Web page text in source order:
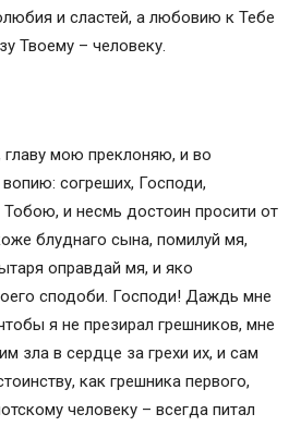
грехов) Иисусу
Иисусу Христу
ребенка
Иисусу Христу
Иисусу Христу
иная (4 кафизма)
об устройстве судьбы
об устройстве личной
о своей судьбе
Христу о судьбе
Христу о личной судьбе
и сластей, а любовию к Тебе
Твоему – человеку.
мою преклоняю, и во
согреших, Господи,
и несмь достоин просити от
блуднаго сына, помилуй мя,
оправдай мя, и яко
сподоби. Господи! Даждь мне
я не презирал грешников, мне
зла в сердце за грехи их, и сам
как грешника первого,
человеку – всегда питал